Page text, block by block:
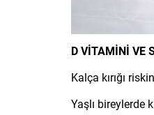
D VİTAMİNİ VE
Kalça kırığı
Yaşlı bireylerde